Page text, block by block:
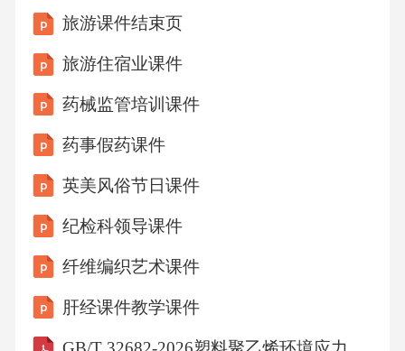
旅游课件结束页
旅游住宿业课件
药械监管培训课件
药事假药课件
英美风俗节日课件
纪检科领导课件
纤维编织艺术课件
肝经课件教学课件